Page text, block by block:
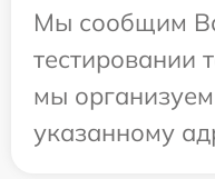
Мы сообщим
тестировании
мы
указанному